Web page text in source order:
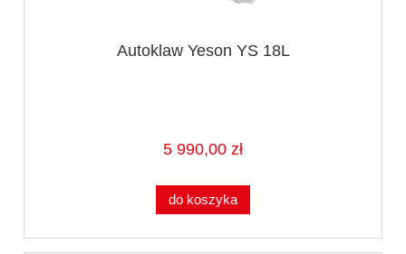
Autoklaw Yeson YS 18L
5 990,00 zł
do koszyka